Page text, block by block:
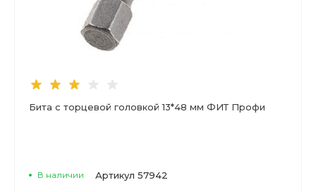
Бита с торцевой головкой 13*48 мм ФИТ Профи
В наличии Артикул 57942